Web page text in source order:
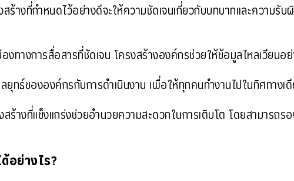
างที่กำหนดไว้อย่างดีจะให้ความชัดเจนเกี่ยวกับบทบาทและความรั
ทางการสื่อสารที่ชัดเจน โครงสร้างองค์กรช่วยให้ข้อมูลไหลเวียนอ
ธ์ขององค์กรกับการดำเนินงาน เพื่อให้ทุกคนทำงานไปในทิศทางเ
ร้างที่แข็งแกร่งช่วยอำนวยความสะดวกในการเติบโต โดยสามารถ
อย่างไร?